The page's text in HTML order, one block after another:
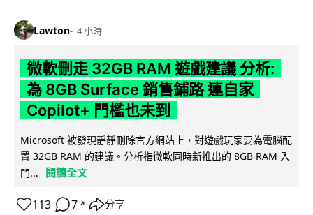
Lawton 4 小時
微軟刪走 32GB RAM 遊戲建議 分析:
為 8GB Surface 銷售鋪路 連自家
Copilot+ 門檻也未到
Microsoft 被發現靜靜刪除官方網站上，對遊戲玩家要為電腦配
置 32GB RAM 的建議。分析指微軟同時新推出的 8GB RAM 入
門...
閱讀全文
113 7 ↗ 分享